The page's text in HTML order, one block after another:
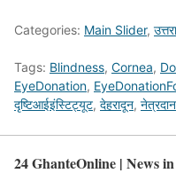
Categories: Main Slider,
Tags: Blindness, Cornea,
EyeDonation,
दृष्टिआईइंस्टिट्यूट, देहरादून, नेत्रदान
24 GhanteOnline | News